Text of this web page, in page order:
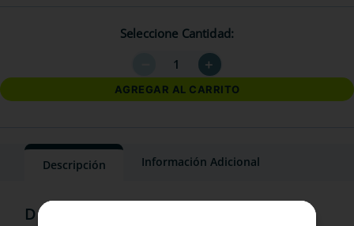
Seleccione Cantidad
＋
AGREGAR AL CARRITO
Descripción Información Adicional